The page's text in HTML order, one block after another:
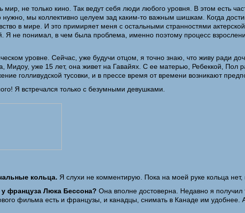
мир, не только кино. Так ведут себя люди любого уровня. В этом есть
мы коллективно целуем зад каким-то важным шишкам. Когда
в мире. И это примиряет меня с остальными странностями
Я не понимал, в чем была проблема, именно поэтому процесс
уровне. Сейчас, уже будучи отцом, я точно знаю, что живу ради
уже 15 лет, она живет на Гавайях. С ее матерью, Ребеккой, Пол
голливудской тусовки, и в прессе время от времени возникают
Я встречался только с безумными девушками.
кольца. Я слухи не комментирую. Пока на моей руке кольца нет,
француза Люка Бессона? Она вполне достоверна. Недавно я получил
фильма есть и французы, и канадцы, снимать в Канаде им